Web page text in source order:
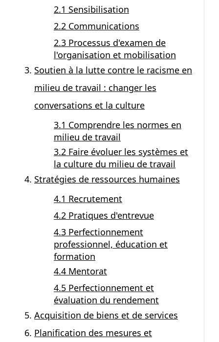
2.1 Sensibilisation
2.2 Communications
2.3 Processus d'examen de
l'organisation et mobilisation
Soutien à la lutte contre le racisme en
milieu de travail : changer les
conversations et la culture
3.1 Comprendre les normes en
milieu de travail
3.2 Faire évoluer les systèmes et
la culture du milieu de travail
Stratégies de ressources humaines
4.1 Recrutement
4.2 Pratiques d'entrevue
4.3 Perfectionnement
professionnel, éducation et
formation
4.4 Mentorat
4.5 Perfectionnement et
évaluation du rendement
Acquisition de biens et de services
Planification des mesures et